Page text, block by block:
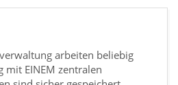
arbeiten beliebig
mit EINEM zentralen